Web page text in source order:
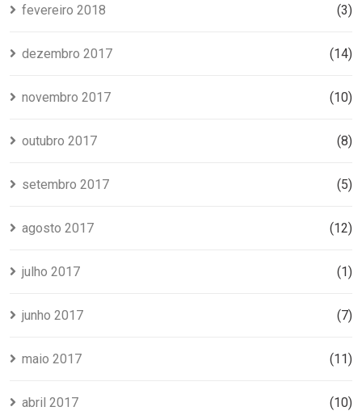
fevereiro 2018 (3)
dezembro 2017 (14)
novembro 2017 (10)
outubro 2017 (8)
setembro 2017 (5)
agosto 2017 (12)
julho 2017 (1)
junho 2017 (7)
maio 2017 (11)
abril 2017 (10)